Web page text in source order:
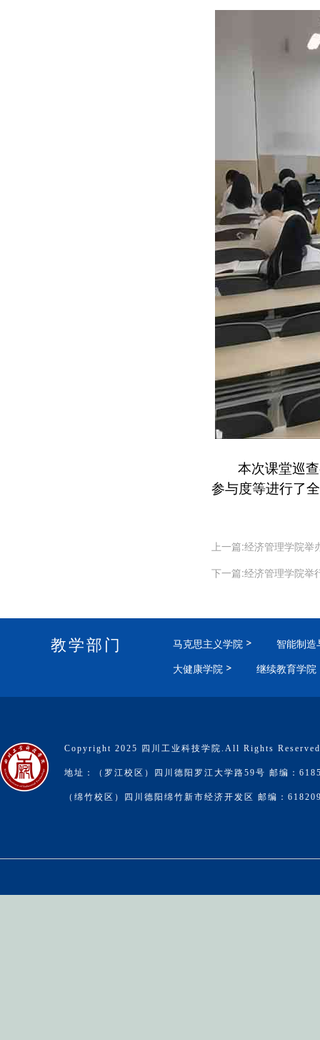
本次课堂巡
参与度等进行了
上一篇:经济管理学院举
下一篇:经济管理学院举
教学部门 马克思主义学院
智能制造
大健康学院
继续教育学院
Copyright 2025 四川工业科技学院.All Rights
地址：（罗江校区）四川德阳罗江大学路59号 邮编：
（绵竹校区）四川德阳绵竹新市经济开发区 邮编：